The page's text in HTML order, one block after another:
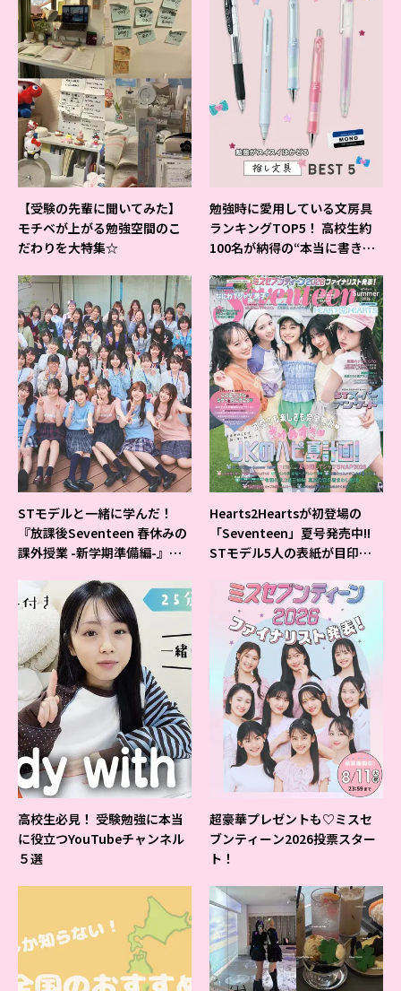
【受験の先輩に聞いてみた】
モチベが上がる勉強空間のこ
だわりを大特集☆
勉強時に愛用している文房具
ランキングTOP5！ 高校生約
100名が納得の“本当に書きや
STモデルと一緒に学んだ！
『放課後Seventeen 春休みの
課外授業 -新学期準備編-』イ
Hearts2Heartsが初登場の
「Seventeen」夏号発売中!!
STモデル5人の表紙が目印だ
高校生必見！ 受験勉強に本当
に役立つYouTubeチャンネル
５選
超豪華プレゼントも♡ミスセ
ブンティーン2026投票スター
ト！